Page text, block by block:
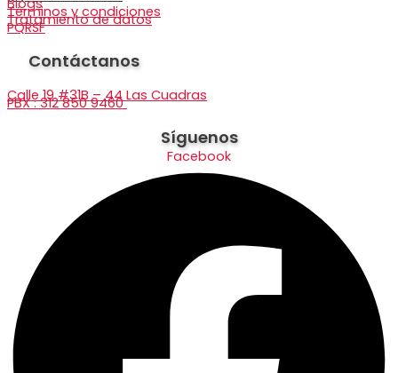
Términos y condiciones
Tratamiento de datos
PQRSF
Contáctanos
Calle 19 #31B – 44 Las Cuadras
PBX : 312 850 9460
Síguenos
Facebook